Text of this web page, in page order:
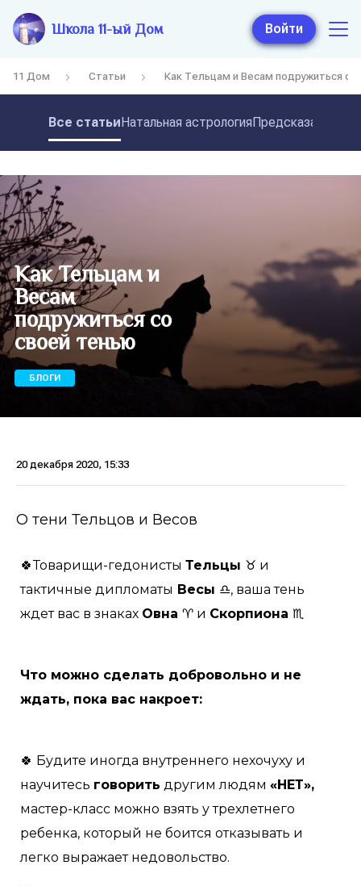
Школа 11-ый Дом Войти
11 Дом Статьи Как Тельцам и Весам подружиться со
Все статьиНатальная астрология
Как Тельцам и
Весам
подружиться со
своей тенью
БЛОГИ
20 декабря 2020, 15:33
О тени Тельцов и Весов
🍀Товарищи-гедонисты Тельцы ♉ и
тактичные дипломаты Весы ♎, ваша тень
ждет вас в знаках Овна ♈ и Скорпиона ♏
Что можно сделать добровольно и не
ждать, пока вас накроет:
🍀 Будите иногда внутреннего нехочуху и
научитесь говорить другим людям «НЕТ»,
мастер-класс можно взять у трехлетнего
ребенка, который не боится отказывать и
легко выражает недовольство.